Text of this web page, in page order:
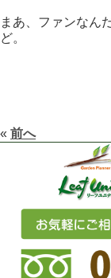
まあ、ファンなん
ど。
« 前へ